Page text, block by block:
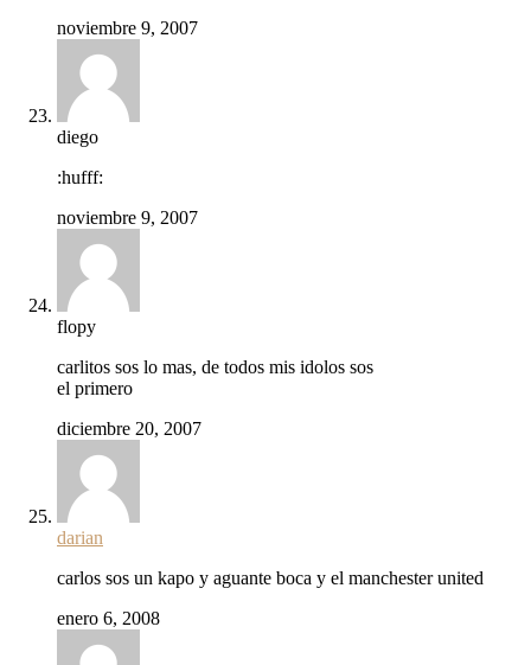
noviembre 9, 2007
diego
:hufff:
noviembre 9, 2007
flopy
carlitos sos lo mas, de todos mis idolos sos
el primero
diciembre 20, 2007
darian
carlos sos un kapo y aguante boca y el manchester united
enero 6, 2008